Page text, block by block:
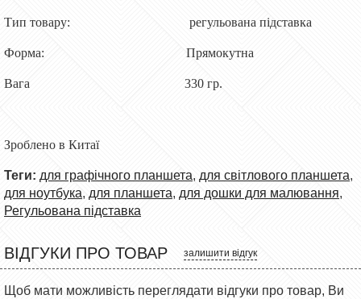
Тип товару: регульована підставка
Форма: Прямокутна
Вага 330 гр.
Зроблено в Китаї
Теги: для графічного планшета, для світлового планшета,
для ноутбука, для планшета, для дошки для малювання,
Регульована підставка
ВІДГУКИ ПРО ТОВАР залишити відгук
Щоб мати можливість переглядати відгуки про товар, Ви